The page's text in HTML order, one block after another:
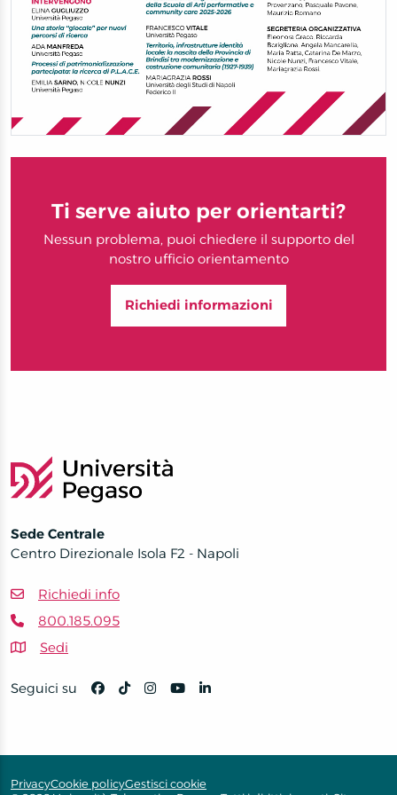
Ti serve aiuto per orientarti?
Nessun problema, puoi chiedere il supporto del
nostro ufficio orientamento
Richiedi informazioni
Sede Centrale
Centro Direzionale Isola F2 - Napoli
Richiedi info
800.185.095
Sedi
Seguici su
PrivacyCookie policyGestisci cookie